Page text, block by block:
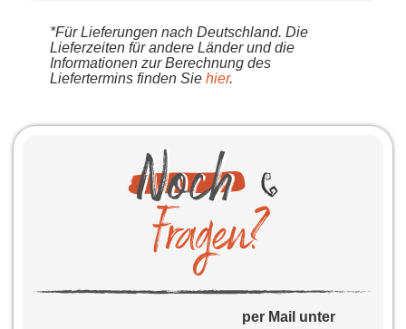
*Für Lieferungen nach Deutschland. Die
Lieferzeiten für andere Länder und die
Informationen zur Berechnung des
Liefertermins finden Sie hier.
per Mail unter